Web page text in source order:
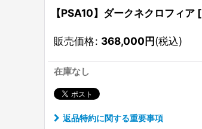
【PSA10】ダークネクロフィ
販売価格: 368,000円(税込)
在庫なし
返品特約に関する重要事項